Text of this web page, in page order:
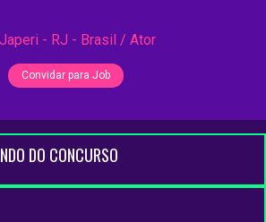
Japeri - RJ - Brasil / Ator
Convidar para Job
DO CONCURSO